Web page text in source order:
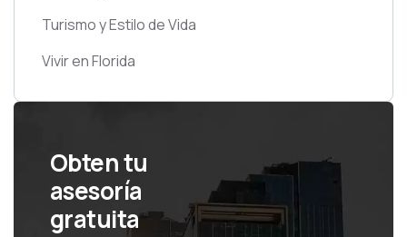
Turismo y Estilo de Vida
Vivir en Florida
Obten tu
asesoría
gratuita